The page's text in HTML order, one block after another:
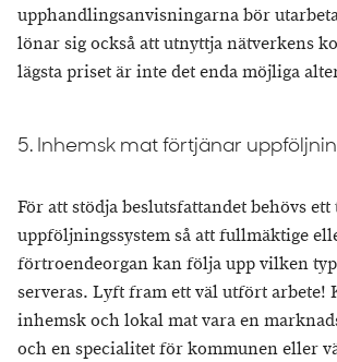
upphandlingsanvisningarna bör
lönar sig också att utnyttja nätverkens
lägsta priset är inte det enda möjliga
5. Inhemsk mat förtjänar
För att stödja beslutsfattandet behövs
uppföljningssystem så att fullmäktige
förtroendeorgan kan följa upp vilken
serveras. Lyft fram ett väl utfört arbete!
inhemsk och lokal mat vara en
och en specialitet för kommunen eller